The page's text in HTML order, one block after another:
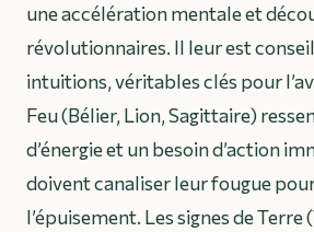
une accélération mentale et
révolutionnaires. Il leur est
intuitions, véritables clés pour
Feu (Bélier, Lion, Sagittaire)
d’énergie et un besoin d’action
doivent canaliser leur fougue
l’épuisement. Les signes de Terre